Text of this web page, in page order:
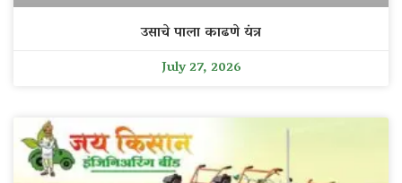
उसाचे पाला काढणे यंत्र
July 27, 2026